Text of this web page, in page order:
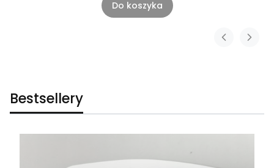
Do koszyka
Bestsellery